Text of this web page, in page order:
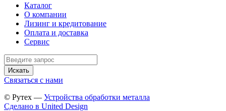
Каталог
О компании
Лизинг и кредитование
Оплата и доставка
Сервис
Искать
Связаться с нами
© Рутех — Устройства обработки металла
Сделано в United Design